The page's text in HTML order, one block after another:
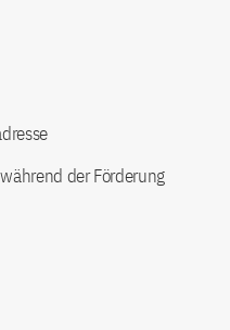
der Förderung